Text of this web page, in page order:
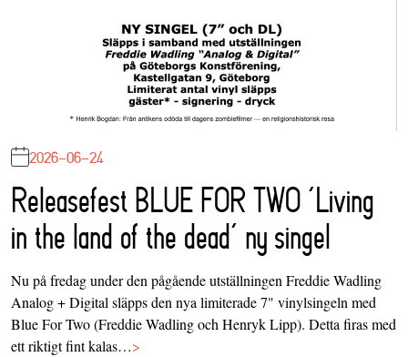
2026-06-24
Releasefest BLUE FOR TWO ‘Living
in the land of the dead’ ny singel
Nu på fredag under den pågående utställningen Freddie Wadling
Analog + Digital släpps den nya limiterade 7" vinylsingeln med
Blue For Two (Freddie Wadling och Henryk Lipp). Detta firas med
ett riktigt fint kalas…>